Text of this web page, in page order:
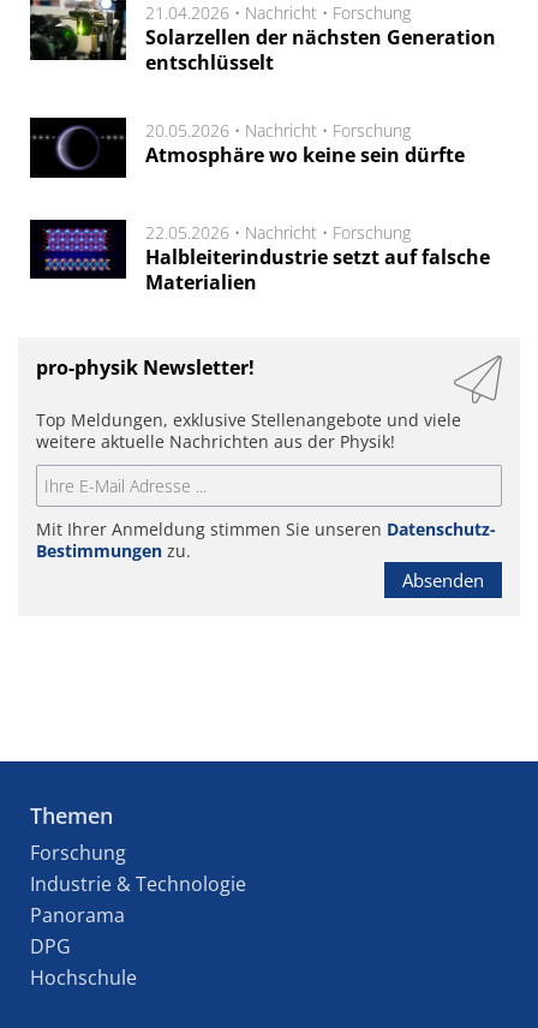
21.04.2026 • Nachricht • Forschung
Solarzellen der nächsten Generation
entschlüsselt
20.05.2026 • Nachricht • Forschung
Atmosphäre wo keine sein dürfte
22.05.2026 • Nachricht • Forschung
Halbleiterindustrie setzt auf falsche
Materialien
pro-physik Newsletter!
Top Meldungen, exklusive Stellenangebote und viele
weitere aktuelle Nachrichten aus der Physik!
Mit Ihrer Anmeldung stimmen Sie unseren Datenschutz-
Bestimmungen zu.
Absenden
Themen
Forschung
Industrie & Technologie
Panorama
DPG
Hochschule